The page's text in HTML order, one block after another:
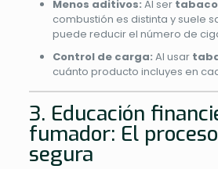
Menos aditivos: Al ser
combustión es distinta y suele
puede reducir el número de
Control de carga: Al usar
cuánto producto incluyes en
3. Educación
fumador: El
segura